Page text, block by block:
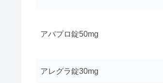
アバプロ錠50mg
アレグラ錠30mg